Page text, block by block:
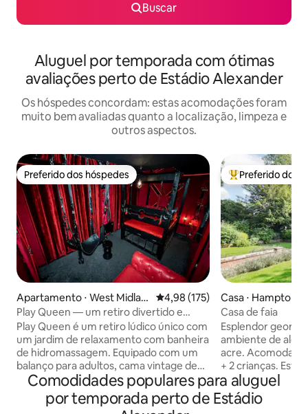
Buscar
Aluguel por temporada com ótimas
avaliações perto de Estádio Alexander
Os hóspedes concordam: estas acomodações foram
muito bem avaliadas quanto a localização, limpeza e
outros aspectos.
Preferido dos hóspedes
Preferido dos hóspedes
Apartamento ⋅ West Midlan
ds
4,98 de uma avaliação média de
4,98 (175)
Play Queen — um retiro divertido e
exclusivo com banheira de
hidromassagem
Play Queen é um retiro lúdico único com
um jardim de relaxamento com banheira
de hidromassagem. Equipado com um
balanço para adultos, cama vintage de
gaiola de cobre com 4 pôsteres, uma
sala de jogos à prova de som composta
por paredes de veludo vermelho e
Entre os
Preferido dos
Casa ⋅ Hampton
Casa de faia
Esplendor
ambiente de
acre. Acomoda
+ 2 crianças.
carros. Situado
minutos de
expositores e
Comodidades populares para aluguel
por temporada perto de Estádio